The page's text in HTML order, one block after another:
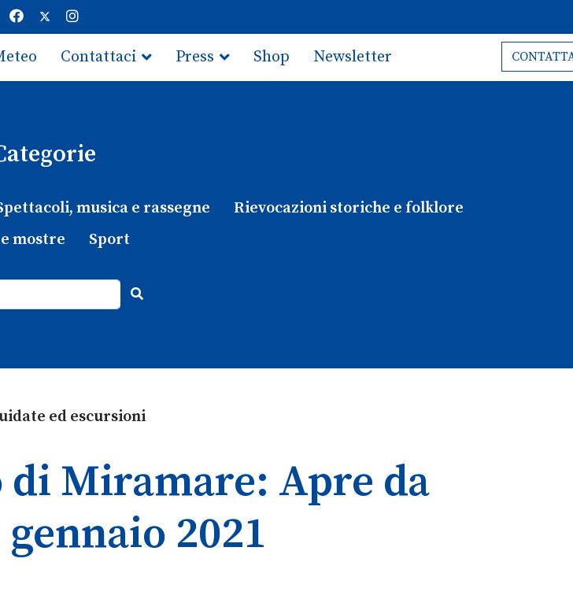
Contattaci Press Shop Newsletter
musica e rassegne
Rievocazioni storiche e folklore
mostre
Sport
ed escursioni
di Miramare: Apre da
2021